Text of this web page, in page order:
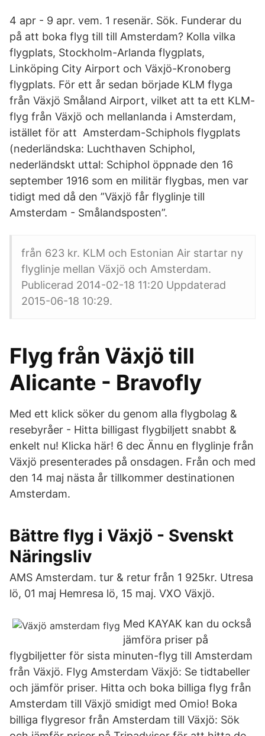
4 apr - 9 apr. vem. 1 resenär. Sök. Funderar du
på att boka flyg till till Amsterdam? Kolla vilka
flygplats, Stockholm-Arlanda flygplats,
Linköping City Airport och Växjö-Kronoberg
flygplats. För ett år sedan började KLM flyga
från Växjö Småland Airport, vilket att ta ett KLM-
flyg från Växjö och mellanlanda i Amsterdam,
istället för att Amsterdam-Schiphols flygplats
(nederländska: Luchthaven Schiphol,
nederländskt uttal: Schiphol öppnade den 16
september 1916 som en militär flygbas, men var
tidigt med då den ”Växjö får flyglinje till
Amsterdam - Smålandsposten”.
från 623 kr. KLM och Estonian Air startar ny
flyglinje mellan Växjö och Amsterdam.
Publicerad 2014-02-18 11:20 Uppdaterad
2015-06-18 10:29.
Flyg från Växjö till
Alicante - Bravofly
Med ett klick söker du genom alla flygbolag &
resebyråer - Hitta billigast flygbiljett snabbt &
enkelt nu! Klicka här! 6 dec Ännu en flyglinje från
Växjö presenterades på onsdagen. Från och med
den 14 maj nästa år tillkommer destinationen
Amsterdam.
Bättre flyg i Växjö - Svenskt
Näringsliv
AMS Amsterdam. tur & retur från 1 925kr. Utresa
lö, 01 maj Hemresa lö, 15 maj. VXO Växjö.
Med KAYAK kan du också
jämföra priser på
flygbiljetter för sista minuten-flyg till Amsterdam
från Växjö. Flyg Amsterdam Växjö: Se tidtabeller
och jämför priser. Hitta och boka billiga flyg från
Amsterdam till Växjö smidigt med Omio! Boka
billiga flygresor från Amsterdam till Växjö: Sök